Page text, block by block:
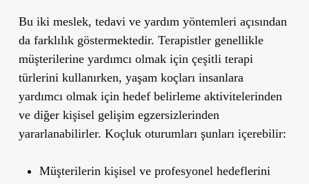
Bu iki meslek, tedavi ve yardım yöntemleri açısından
da farklılık göstermektedir. Terapistler genellikle
müşterilerine yardımcı olmak için çeşitli terapi
türlerini kullanırken, yaşam koçları insanlara
yardımcı olmak için hedef belirleme aktivitelerinden
ve diğer kişisel gelişim egzersizlerinden
yararlanabilirler. Koçluk oturumları şunları içerebilir:
Müşterilerin kişisel ve profesyonel hedeflerini